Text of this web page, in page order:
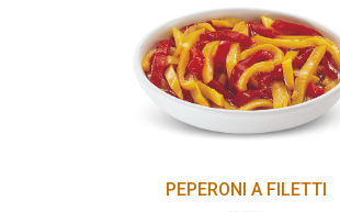
PEPERONI A FILETTI